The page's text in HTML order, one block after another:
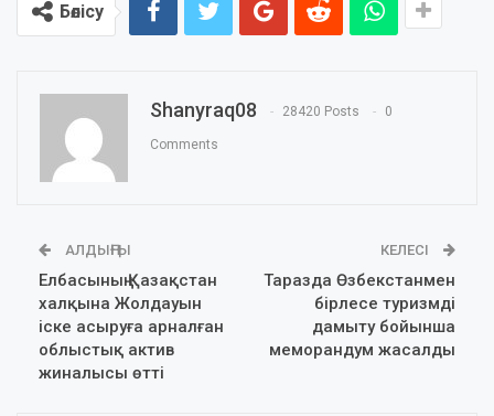
Бөлісу
Shanyraq08 28420 Posts 0
Comments
АЛДЫҢҒЫ
Елбасының Қазақстан
халқына Жолдауын
іске асыруға арналған
облыстық актив
жиналысы өтті
КЕЛЕСІ
Таразда Өзбекстанмен
бірлесе туризмді
дамыту бойынша
меморандум жасалды